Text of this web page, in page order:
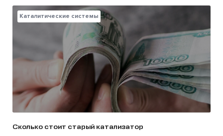
Каталитические системы
Сколько стоит старый катализатор